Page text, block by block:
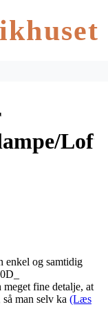
og samtidig
fine detalje, at
man selv ka (Læs